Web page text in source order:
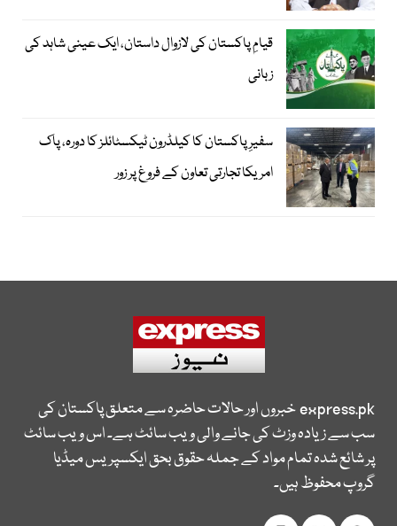
قیامِ پاکستان کی لازوال داستان، ایک عینی شاہد کی
زبانی
سفیرِ پاکستان کا کیلڈرون ٹیکسٹائلز کا دورہ، پاک
امریکا تجارتی تعاون کے فروغ پر زور
express.pkخبروں اور حالات حاضرہ سے متعلق پاکستان کی
سب سے زیادہ وزٹ کی جانے والی ویب سائٹ ہے۔ اس ویب سائٹ
پر شائع شدہ تمام مواد کے جملہ حقوق بحق ایکسپریس میڈیا
گروپ محفوظ ہیں۔